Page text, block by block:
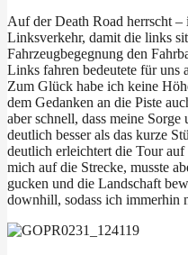
Auf der Death Road herrscht
Linksverkehr, damit die links
Fahrzeugbegegnung den
Links fahren bedeutete für uns
Zum Glück habe ich keine
dem Gedanken an die Piste
aber schnell, dass meine
deutlich besser als das kurze
deutlich erleichtert die Tour
mich auf die Strecke, musste
gucken und die Landschaft
downhill, sodass ich immerhin